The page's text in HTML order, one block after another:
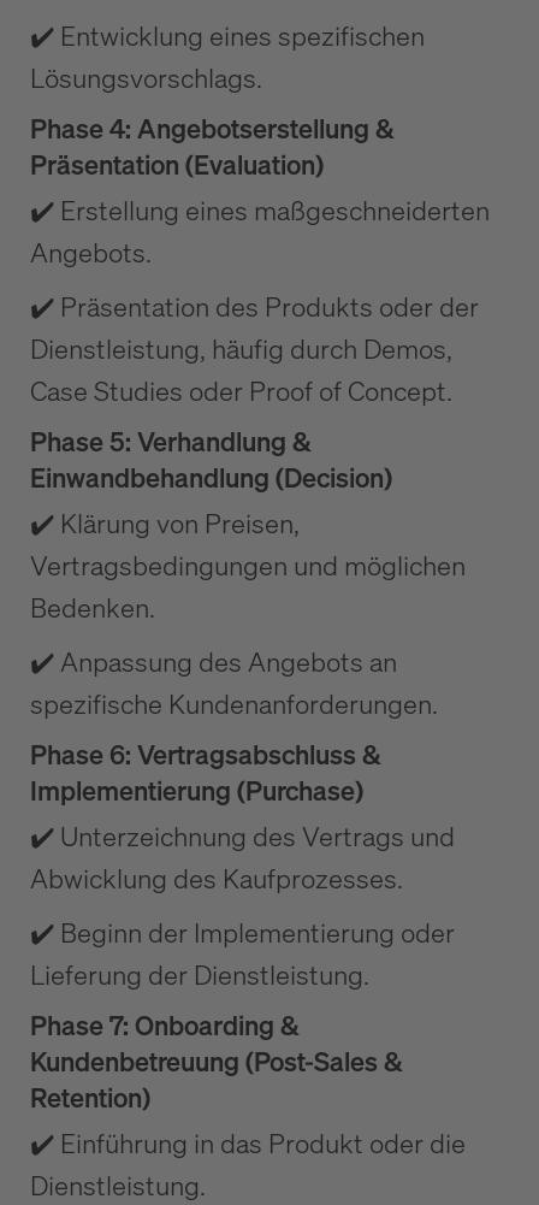
✔️ Entwicklung eines spezifischen
Lösungsvorschlags.
Phase 4: Angebotserstellung &
Präsentation (Evaluation)
✔️ Erstellung eines maßgeschneiderten
Angebots.
✔️ Präsentation des Produkts oder der
Dienstleistung, häufig durch Demos,
Case Studies oder Proof of Concept.
Phase 5: Verhandlung &
Einwandbehandlung (Decision)
✔️ Klärung von Preisen,
Vertragsbedingungen und möglichen
Bedenken.
✔️ Anpassung des Angebots an
spezifische Kundenanforderungen.
Phase 6: Vertragsabschluss &
Implementierung (Purchase)
✔️ Unterzeichnung des Vertrags und
Abwicklung des Kaufprozesses.
✔️ Beginn der Implementierung oder
Lieferung der Dienstleistung.
Phase 7: Onboarding &
Kundenbetreuung (Post-Sales &
Retention)
✔️ Einführung in das Produkt oder die
Dienstleistung.